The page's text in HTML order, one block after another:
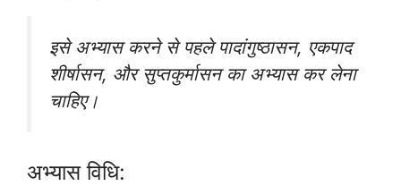
इसे अभ्यास करने से पहले पादांगुष्ठासन, एकपाद
शीर्षासन, और सुप्तकुर्मासन का अभ्यास कर लेना
चाहिए।
अभ्यास विधि: